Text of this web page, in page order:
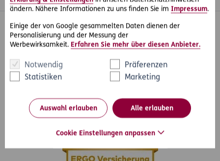
ändern. Nähere Informationen zu uns finden Sie im Impressum.
Einige der von Google gesammelten Daten dienen der
Personalisierung und der Messung der
Werbewirksamkeit. Erfahren Sie mehr über diesen Anbieter.
Notwendig
Präferenzen
Statistiken
Marketing
Auswahl erlauben Alle erlauben
Cookie Einstellungen anpassen
Inhaltsübersicht
Unser Angebot
Über ERGO